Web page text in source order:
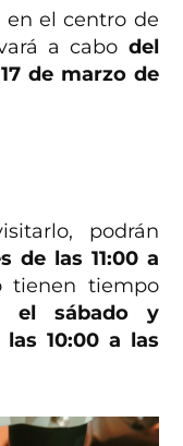
en el centro de
a cabo del
de marzo de
podrán
de las 11:00 a
tienen tiempo
el sábado y
10:00 a las